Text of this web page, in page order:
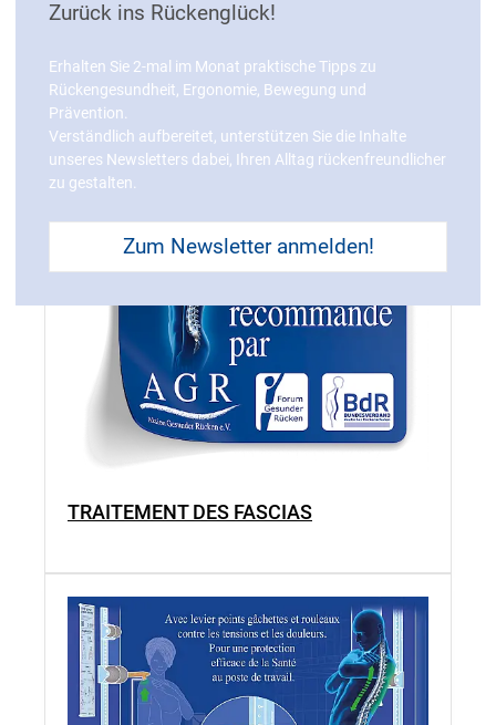
ROULEAUX VIBRANTS
TRAITEMENT DES FASCIAS
Zurück ins Rückenglück!
Erhalten Sie 2-mal im Monat praktische Tipps zu
Rückengesundheit, Ergonomie, Bewegung und
Prävention.
Verständlich aufbereitet, unterstützen Sie die Inhalte
unseres Newsletters dabei, Ihren Alltag rückenfreundlicher
zu gestalten.
Zum Newsletter anmelden!